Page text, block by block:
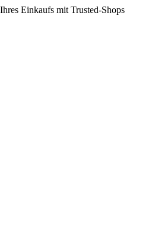
Einkaufs mit Trusted-Shops